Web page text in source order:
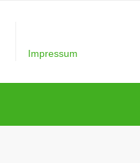
Impressum